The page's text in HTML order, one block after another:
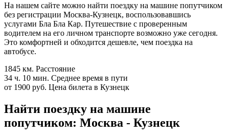
На нашем сайте можно найти поездку на машине попутчиком
без регистрации Москва-Кузнецк, воспользовавшись
услугами Бла Бла Кар. Путешествие с проверенным
водителем на его личном транспорте возможно уже сегодня.
Это комфортней и обходится дешевле, чем поездка на
автобусе.
1845 км. Расстояние
34 ч. 10 мин. Среднее время в пути
от 1900 руб. Цена билета в Кузнецк
Найти поездку на машине
попутчиком: Москва - Кузнецк